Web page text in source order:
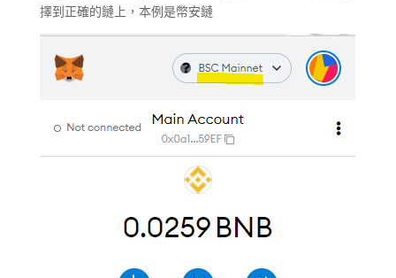
擇到正確的鏈上，本例是幣安鏈